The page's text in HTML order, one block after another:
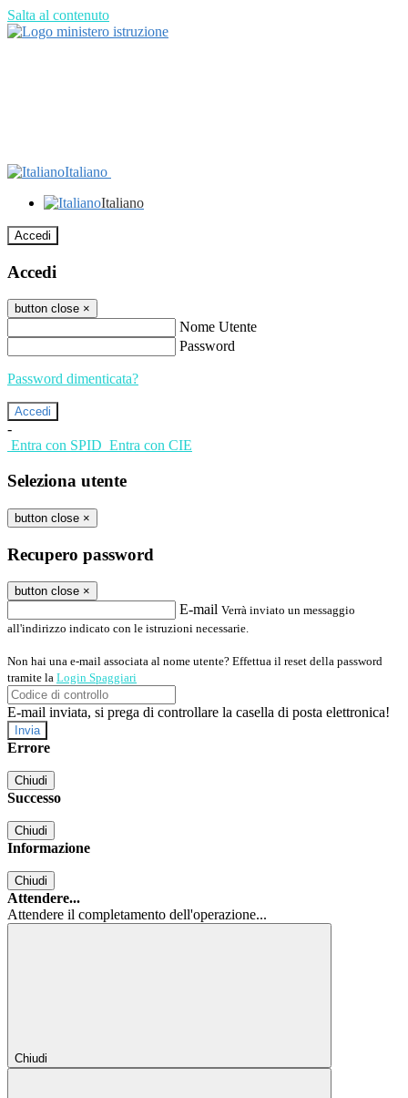
Salta al contenuto
Italiano
Italiano
Accedi
Accedi
button close ×
Nome Utente
Password
Password dimenticata?
-
Entra con SPID Entra con CIE
Seleziona utente
button close ×
Recupero password
button close ×
E-mail Verrà inviato un messaggio
all'indirizzo indicato con le istruzioni necessarie.
Non hai una e-mail associata al nome utente? Effettua il reset della password
tramite la Login Spaggiari
E-mail inviata, si prega di controllare la casella di posta elettronica!
Errore
Chiudi
Successo
Chiudi
Informazione
Chiudi
Attendere...
Attendere il completamento dell'operazione...
Chiudi